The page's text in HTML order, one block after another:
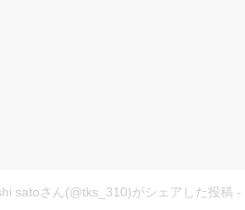
satoさん(@tks_310)がシェアした投稿 -